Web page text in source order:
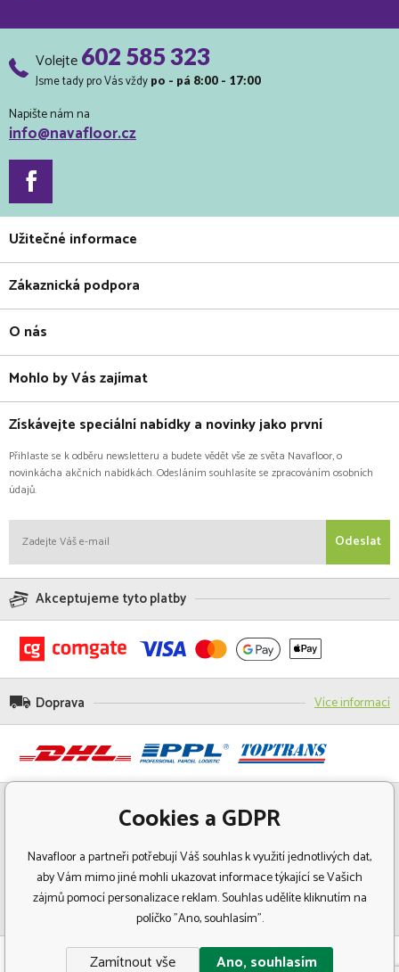
Volejte602 585 323
Jsme tady pro Vás vždy po - pá 8:00 - 17:00
Napište nám na
info@navafloor.cz
Užitečné informace
Zákaznická podpora
O nás
Mohlo by Vás zajímat
Získávejte speciální nabídky a novinky jako první
Přihlaste se k odběru newsletteru a budete vědět vše ze světa Navafloor, o
novinkácha akčních nabídkách. Odesláním souhlasíte se zpracováním osobních
údajů.
Odeslat
Akceptujeme tyto platby
Doprava Více informací
© Copyright 2018 Navafloor - Specializovaný prodej podlahových krytin.
Cookies a GDPR
Navafloor a partneři potřebují Váš souhlas k využití jednotlivých dat,
aby Vám mimo jiné mohli ukazovat informace týkající se Vašich
zájmů pomocí personalizace reklam. Souhlas udělíte kliknutím na
políčko "Ano, souhlasím".
Zamítnout vše Ano, souhlasím